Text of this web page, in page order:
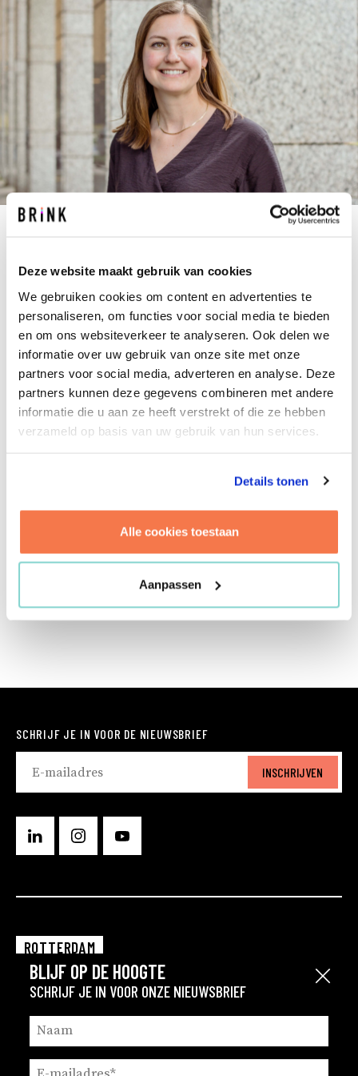
Deze website maakt gebruik van cookies
We gebruiken cookies om content en advertenties te
personaliseren, om functies voor social media te bieden
en om ons websiteverkeer te analyseren. Ook delen we
informatie over uw gebruik van onze site met onze
partners voor social media, adverteren en analyse. Deze
partners kunnen deze gegevens combineren met andere
informatie die u aan ze heeft verstrekt of die ze hebben
verzameld op basis van uw gebruik van hun services.
Details tonen
Alle cookies toestaan
Aanpassen
Als projectmanager weet Julia hoe belangrijk het
is om de juiste koers te varen. Om dit te bereiken,
zorgt ze in haar projecten voor een heldere
structuur en duidelijke communicatie. Dit
koppelt ze aan een dosis enthousiasme én een
nieuwsgierige, kritische blik. Julia heeft een
master Management in the Built Environment op
zak en wordt er blij van om binnen projecten een
maatschappelijke waarde. Haar passie voor
om tweedehands meubels op te knappen. Maar
het liefst gaat ze het water op, om in haar zeilboot
ontspannen haar eigen koers te varen.
Sluit
BLIJF OP DE HOOGTE
SCHRIJF JE IN VOOR ONZE NIEUWSBRIEF
SCHRIJF JE IN VOOR DE NIEUWSBRIEF
INSCHRIJVEN
ROTTERDAM
EINDHOVEN
GRONINGEN